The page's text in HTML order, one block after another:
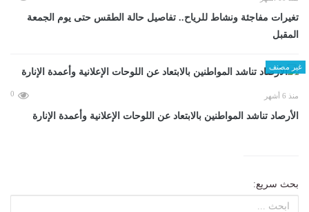
تغيرات مفاجئة ونشاط للرياح.. تفاصيل حالة الطقس حتى يوم الجمعة
المقبل
غير مصنف
منذ 6 أشهر 0
الأرصاد تناشد المواطنين بالابتعاد عن اللوحات الإعلانية وأعمدة الإنارة
بحث سريع: